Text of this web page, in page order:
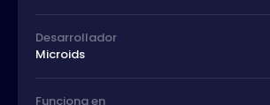
Desarrollador
Microids
Funciona en